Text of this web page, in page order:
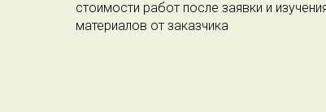
стоимости работ после заявки и
материалов от заказчика